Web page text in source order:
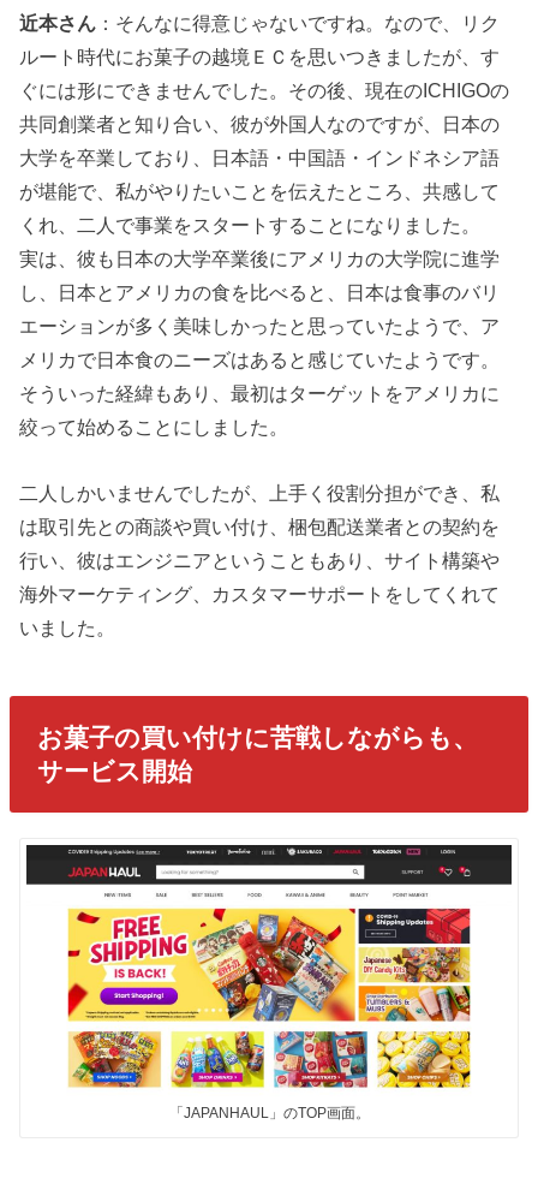
近本さん ：そんなに得意じゃないですね。なので、リク
ルート時代にお菓子の越境ＥＣを思いつきましたが、す
ぐには形にできませんでした。その後、現在のICHIGOの
共同創業者と知り合い、彼が外国人なのですが、日本の
大学を卒業しており、日本語・中国語・インドネシア語
が堪能で、私がやりたいことを伝えたところ、共感して
くれ、二人で事業をスタートすることになりました。
実は、彼も日本の大学卒業後にアメリカの大学院に進学
し、日本とアメリカの食を比べると、日本は食事のバリ
エーションが多く美味しかったと思っていたようで、ア
メリカで日本食のニーズはあると感じていたようです。
そういった経緯もあり、最初はターゲットをアメリカに
絞って始めることにしました。
二人しかいませんでしたが、上手く役割分担ができ、私
は取引先との商談や買い付け、梱包配送業者との契約を
行い、彼はエンジニアということもあり、サイト構築や
海外マーケティング、カスタマーサポートをしてくれて
いました。
お菓子の買い付けに苦戦しながらも、
サービス開始
「JAPANHAUL」のTOP画面。